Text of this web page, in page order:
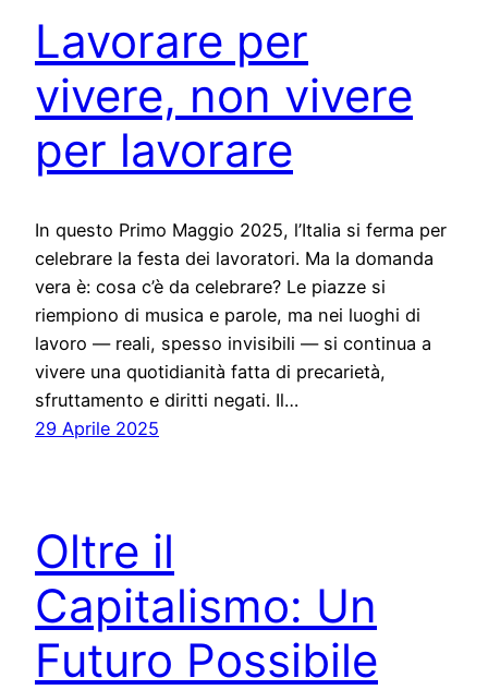
Lavorare per
vivere, non vivere
per lavorare
In questo Primo Maggio 2025, l’Italia si ferma per
celebrare la festa dei lavoratori. Ma la domanda
vera è: cosa c’è da celebrare? Le piazze si
riempiono di musica e parole, ma nei luoghi di
lavoro — reali, spesso invisibili — si continua a
vivere una quotidianità fatta di precarietà,
sfruttamento e diritti negati. Il…
29 Aprile 2025
Oltre il
Capitalismo: Un
Futuro Possibile